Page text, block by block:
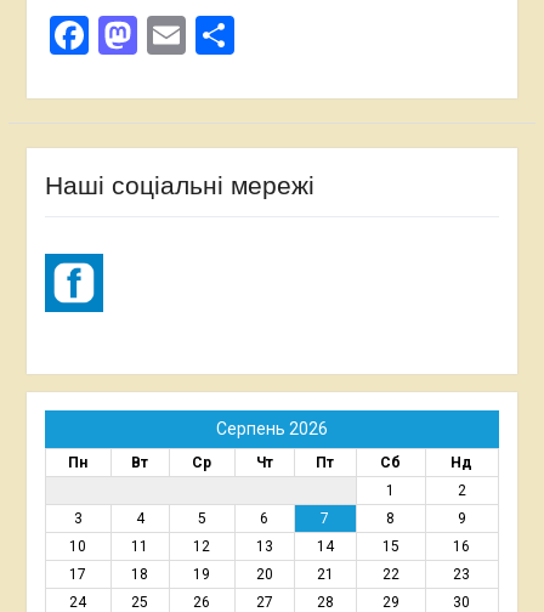
Facebook
Mastodon
EmailПоділитися
Наші соціальні мережі
Серпень 2026
Пн Вт Ср Чт Пт Сб
Нд
1
2
3
4 5 6 7 8
9
10
11 12 13 14 15
16
17
18 19 20 21 22
23
24
25 26 27 28 29
30